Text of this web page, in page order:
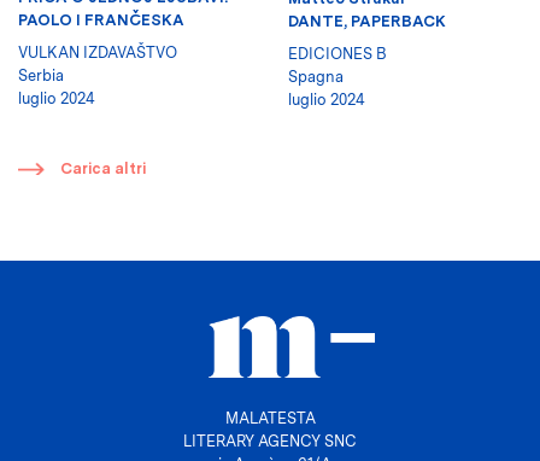
PAOLO I FRANČESKA
VULKAN IZDAVAŠTVO
Serbia
luglio 2024
DANTE, PAPERBACK
EDICIONES B
Spagna
luglio 2024
​ Carica altri
MALATESTA
LITERARY AGENCY SNC